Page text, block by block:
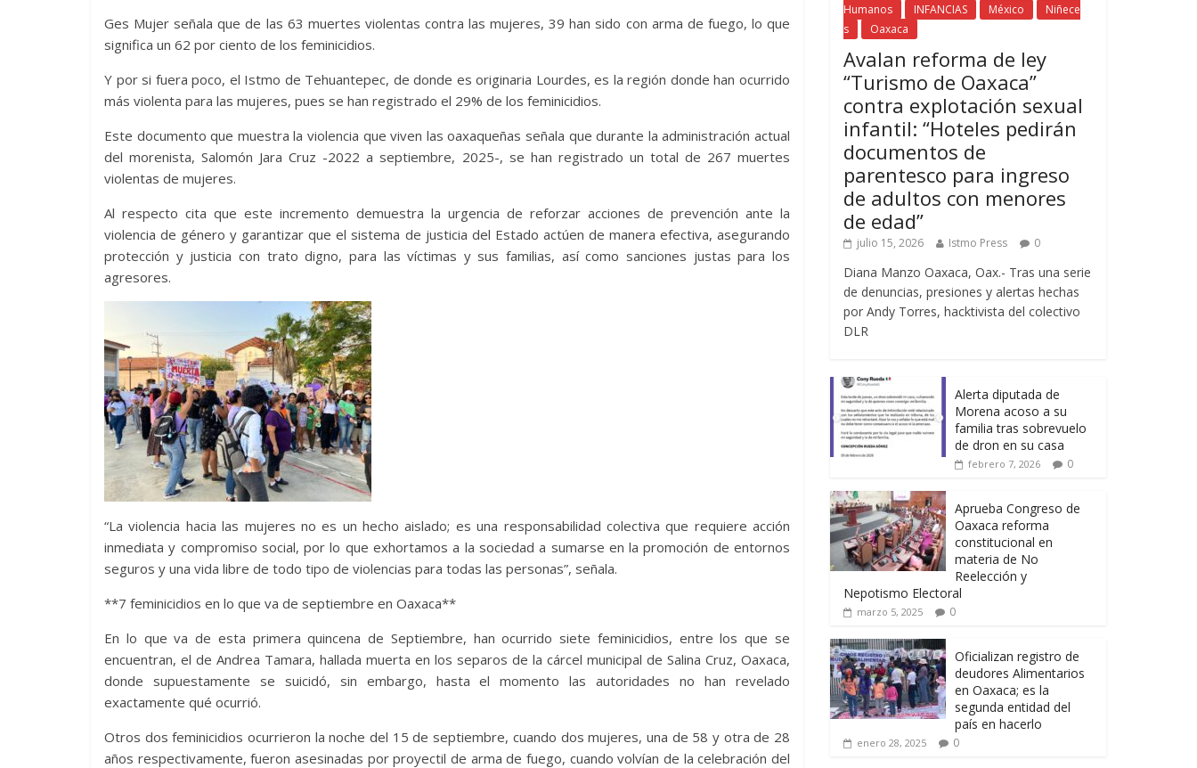
Ges Mujer señala que de las 63 muertes violentas contra las mujeres, 39 han sido con arma de fuego, lo que
significa un 62 por ciento de los feminicidios.
Y por si fuera poco, el Istmo de Tehuantepec, de donde es originaria Lourdes, es la región donde han ocurrido
más violenta para las mujeres, pues se han registrado el 29% de los feminicidios.
Este documento que muestra la violencia que viven las oaxaqueñas señala que durante la administración actual
del morenista, Salomón Jara Cruz -2022 a septiembre, 2025-, se han registrado un total de 267 muertes
violentas de mujeres.
Al respecto cita que este incremento demuestra la urgencia de reforzar acciones de prevención ante la
violencia de género y garantizar que el sistema de justicia del Estado actúen de manera efectiva, asegurando
protección y justicia con trato digno, para las víctimas y sus familias, así como sanciones justas para los
agresores.
“La violencia hacia las mujeres no es un hecho aislado; es una responsabilidad colectiva que requiere acción
inmediata y compromiso social, por lo que exhortamos a la sociedad a sumarse en la promoción de entornos
seguros y una vida libre de todo tipo de violencias para todas las personas”, señala.
**7 feminicidios en lo que va de septiembre en Oaxaca**
En lo que va de esta primera quincena de Septiembre, han ocurrido siete feminicidios, entre los que se
encuentran, el de Andrea Tamara, hallada muerta en los separos de la cárcel municipal de Salina Cruz, Oaxaca,
donde supuestamente se suicidó, sin embargo, hasta el momento las autoridades no han revelado
exactamente qué ocurrió.
Otros dos feminicidios ocurrieron la noche del 15 de septiembre, cuando dos mujeres, una de 58 y otra de 28
años respectivamente, fueron asesinadas por proyectil de arma de fuego, cuando volvían de la celebración del
Humanos
INFANCIAS México
Niñece
s
Oaxaca
Avalan reforma de ley
“Turismo de Oaxaca”
contra explotación sexual
infantil: “Hoteles pedirán
documentos de
parentesco para ingreso
de adultos con menores
de edad”
julio 15, 2026 Istmo Press 0
Diana Manzo Oaxaca, Oax.- Tras una serie
de denuncias, presiones y alertas hechas
por Andy Torres, hacktivista del colectivo
DLR
Alerta diputada de
Morena acoso a su
familia tras sobrevuelo
de dron en su casa
febrero 7, 2026 0
Aprueba Congreso de
Oaxaca reforma
constitucional en
materia de No
Reelección y
Nepotismo Electoral
marzo 5, 2025 0
Oficializan registro de
deudores Alimentarios
en Oaxaca; es la
segunda entidad del
país en hacerlo
enero 28, 2025 0